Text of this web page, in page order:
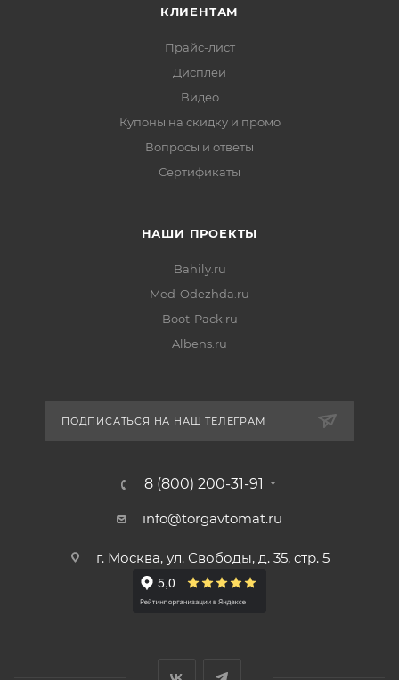
КЛИЕНТАМ
Прайс-лист
Дисплеи
Видео
Купоны на скидку и промо
Вопросы и ответы
Сертификаты
НАШИ ПРОЕКТЫ
Bahily.ru
Med-Odezhda.ru
Boot-Pack.ru
Albens.ru
ПОДПИСАТЬСЯ НА НАШ ТЕЛЕГРАМ
8 (800) 200-31-91
info@torgavtomat.ru
г. Москва, ул. Свободы, д. 35, стр. 5